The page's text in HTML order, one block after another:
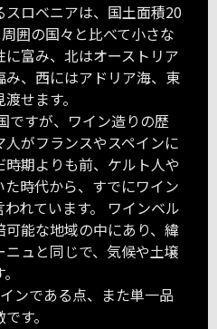
ロベニアは、国土面積20
囲の国々と比べて小さな
富み、北はオーストリア
、西にはアドリア海、東
せます。
ですが、ワイン造りの歴
がフランスやスペインに
期よりも前、ケルト人や
時代から、すでにワイン
れています。 ワインベル
可能な地域の中にあり、緯
ュと同じで、気候や土壌
ンである点、また単一品
す。